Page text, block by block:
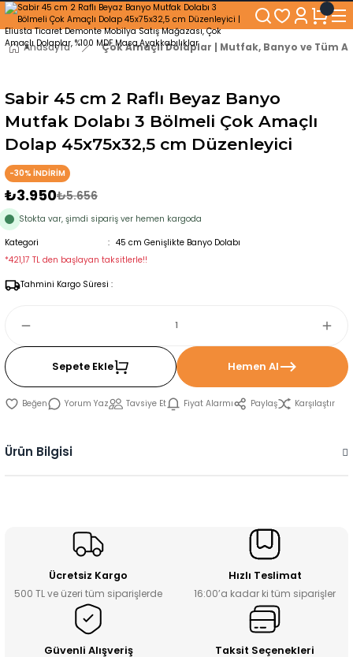
250₺ ve Üzeri Alışverişlerinizde KARGO BEDAVA!
5'er cm Aralıklarla 35 cm'den 100 cm'e kadar Genişliğe Sahip Dolaplar
% 100 Mdf Tekerlekli Masa ile Uzun Ömürlü ve Kolay Kullanım Konforu
Kaliteli hizmet, güvenli alışveriş ve satış sonrası destek
Anasayfa Çok Amaçlı Dolaplar | Mutfak, Banyo ve Tüm
Sabir 45 cm 2 Raflı Beyaz Banyo
Mutfak Dolabı 3 Bölmeli Çok Amaçlı
Dolap 45x75x32,5 cm Düzenleyici
-30% İNDİRİM
₺3.950₺5.656
Stokta var, şimdi sipariş ver hemen kargoda
Kategori
45 cm Genişlikte Banyo Dolabı
*421,17 TL den başlayan taksitlerle!!
Tahmini Kargo Süresi :
Sepete Ekle Hemen Al
Yorum Yaz Tavsiye Et Fiyat Alarmı Paylaş Karşılaştır
Ürün Bilgisi
Ücretsiz Kargo
500 TL ve üzeri tüm siparişlerde
Hızlı Teslimat
16:00’a kadar ki tüm siparişler
Güvenli Alışveriş Taksit Seçenekleri